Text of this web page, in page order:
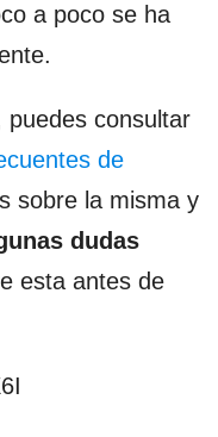
a poco se ha
puedes consultar
de
sobre la misma y
dudas
esta antes de